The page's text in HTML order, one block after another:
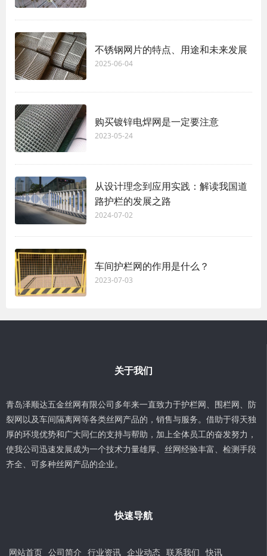
不锈钢网片的特点、用途和未来发展
2025-06-04
购买镀锌电焊网是一定要注意
2023-05-24
从设计理念到应用实践：解读我国道
路护栏的发展之路
2024-07-02
车间护栏网的作用是什么？
2023-07-03
关于我们
青岛泽顺达五金丝网有限公司多年来一直致力于护栏网、围栏网、防
裂网以及车间隔离网等各类丝网产品的，销售与服务。借助于得天独
厚的环境优势和广大同仁的支持与帮助，加上全体员工的奋发努力，
使我公司迅速发展成为一个技术力量雄厚、丝网经验丰富、检测手段
齐全、可多种丝网产品的企业。
快速导航
网站首页 公司简介 行业资讯 企业动态 联系我们 快讯